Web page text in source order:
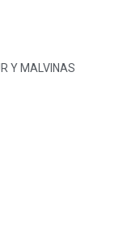
Y MALVINAS